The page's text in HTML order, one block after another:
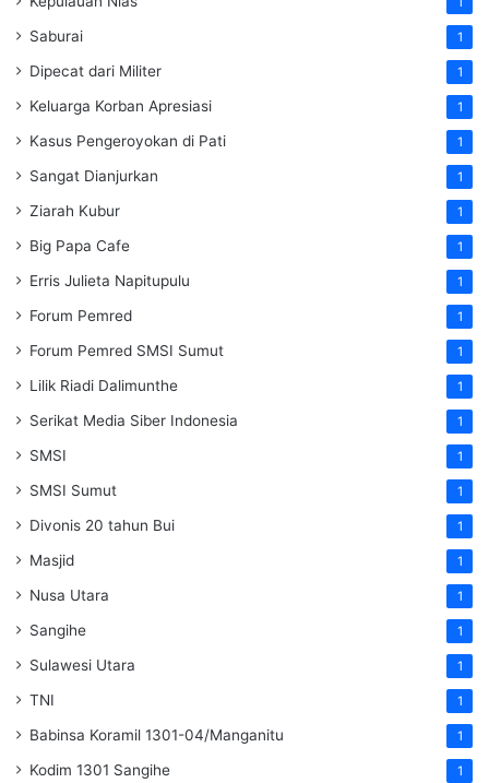
Saburai 1
Dipecat dari Militer 1
Keluarga Korban Apresiasi 1
Kasus Pengeroyokan di Pati 1
Sangat Dianjurkan 1
Ziarah Kubur 1
Big Papa Cafe 1
Erris Julieta Napitupulu 1
Forum Pemred 1
Forum Pemred SMSI Sumut 1
Lilik Riadi Dalimunthe 1
Serikat Media Siber Indonesia 1
SMSI 1
SMSI Sumut 1
Divonis 20 tahun Bui 1
Masjid 1
Nusa Utara 1
Sangihe 1
Sulawesi Utara 1
TNI 1
Babinsa Koramil 1301-04/Manganitu 1
Kodim 1301 Sangihe 1